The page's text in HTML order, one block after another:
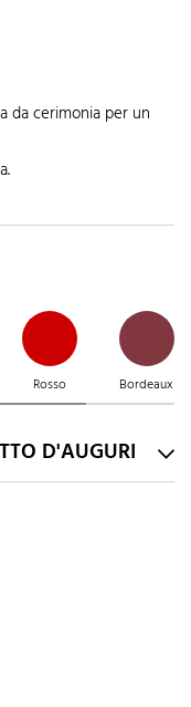
da cerimonia per un
Rosso Bordeaux
D'AUGURI